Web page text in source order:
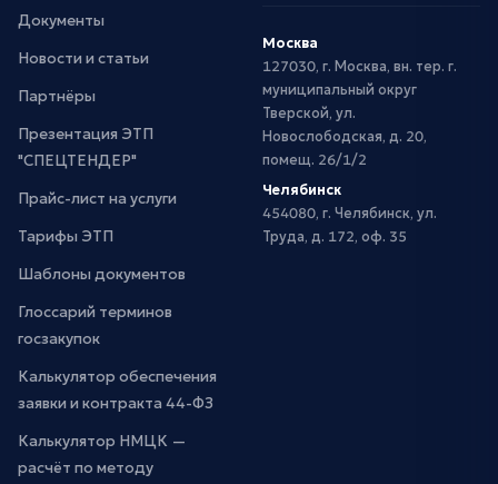
Документы
Новости и статьи
Партнёры
Презентация ЭТП
"СПЕЦТЕНДЕР"
Прайс-лист на услуги
Тарифы ЭТП
Шаблоны документов
Глоссарий терминов
госзакупок
Калькулятор обеспечения
заявки и контракта 44-ФЗ
Калькулятор НМЦК —
расчёт по методу
Москва
127030, г. Москва, вн. тер. г.
муниципальный округ
Тверской, ул.
Новослободская, д. 20,
помещ. 26/1/2
Челябинск
454080, г. Челябинск, ул.
Труда, д. 172, оф. 35